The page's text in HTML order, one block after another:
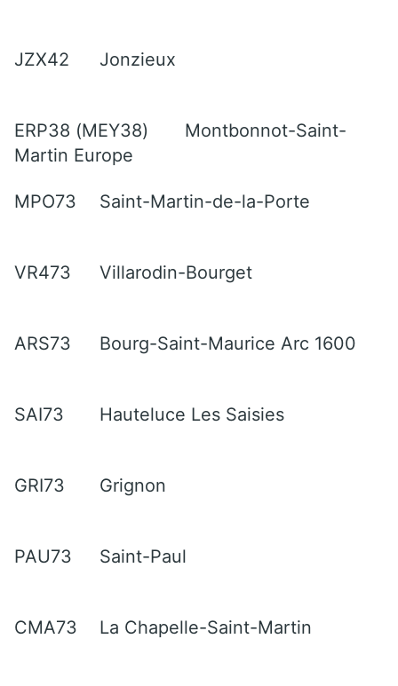
JZX42 Jonzieux
ERP38 (MEY38)
Montbonnot-Saint-
Martin Europe
MPO73 Saint-Martin-de-la-Porte
VR473 Villarodin-Bourget
ARS73 Bourg-Saint-Maurice Arc 1600
SAI73 Hauteluce Les Saisies
GRI73 Grignon
PAU73 Saint-Paul
CMA73 La Chapelle-Saint-Martin